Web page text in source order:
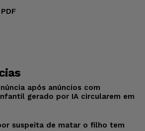
após anúncios com
gerado por IA circularem em
suspeita de matar o filho tem